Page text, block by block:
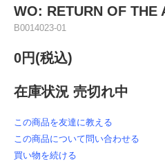
WO: RETURN OF THE
B0014023-01
0円(税込)
在庫状況 売切れ中
この商品を友達に教える
この商品について問い合わせる
買い物を続ける